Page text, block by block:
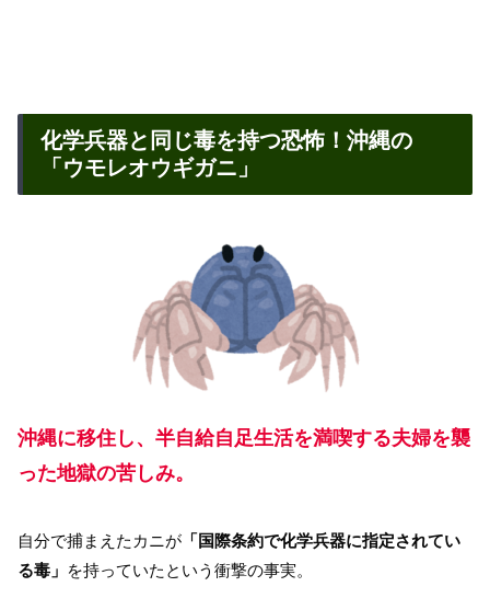
化学兵器と同じ毒を持つ恐怖！沖縄の
「ウモレオウギガニ」
沖縄に移住し、半自給自足生活を満喫する夫婦を襲
った地獄の苦しみ。
自分で捕まえたカニが 「国際条約で化学兵器に指定されてい
る毒」 を持っていたという衝撃の事実。